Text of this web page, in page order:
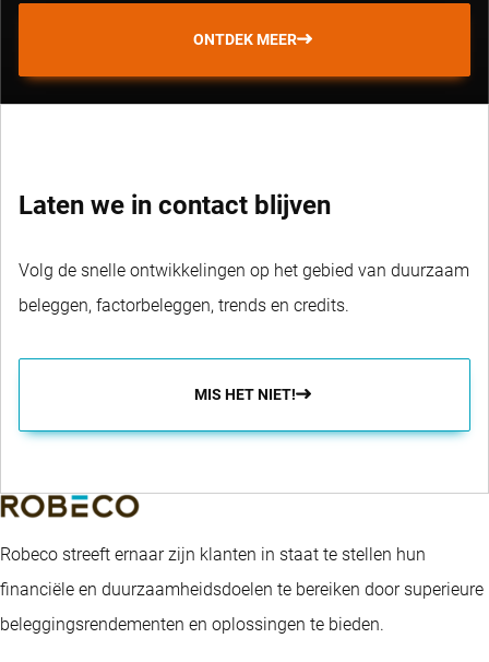
ONTDEK MEER
Laten we in contact blijven
Volg de snelle ontwikkelingen op het gebied van duurzaam
beleggen, factorbeleggen, trends en credits.
MIS HET NIET!
Robeco streeft ernaar zijn klanten in staat te stellen hun
financiële en duurzaamheidsdoelen te bereiken door superieure
beleggingsrendementen en oplossingen te bieden.